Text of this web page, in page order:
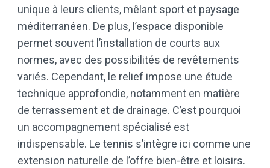
unique à leurs clients, mêlant sport et paysage
méditerranéen. De plus, l’espace disponible
permet souvent l’installation de courts aux
normes, avec des possibilités de revêtements
variés. Cependant, le relief impose une étude
technique approfondie, notamment en matière
de terrassement et de drainage. C’est pourquoi
un accompagnement spécialisé est
indispensable. Le tennis s’intègre ici comme une
extension naturelle de l’offre bien-être et loisirs.